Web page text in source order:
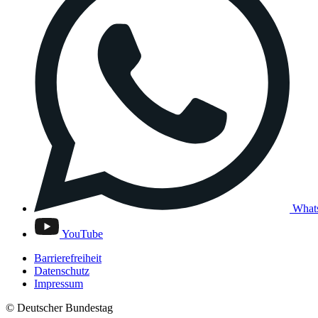
YouTube
Barrierefreiheit
Datenschutz
Impressum
© Deutscher Bundestag